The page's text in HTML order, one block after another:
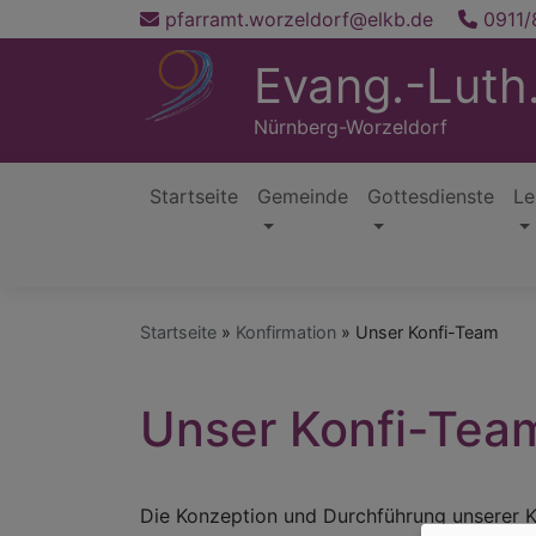
zum
pfarramt.worzeldorf@elkb.de
Evang.-
Nürnberg-Worzeldorf
Hauptnavigation
Startseite Gemeinde Gottesdienste
Startseite Konfirmation Unser Konfi-Team
Unser Konfi-
Die Konzeption und Durchführung unserer